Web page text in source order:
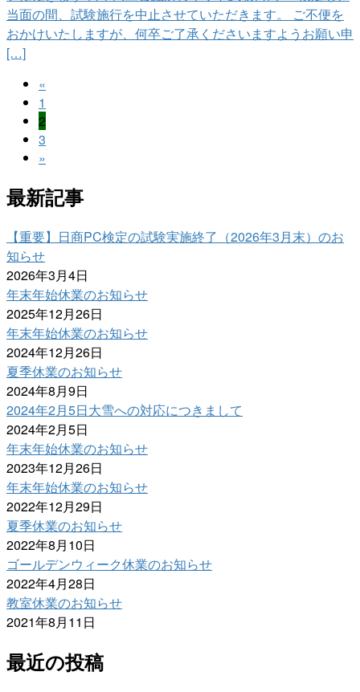
当面の間、試験施行を中止させていただきます。 ご不便を
おかけいたしますが、何卒ご了承くださいますようお願い申
[…]
投
稿
の
ー
ジ
送
り
«
固
定
ペ
ー
1
固
定
ペ
ジ
2
固
定
ー
3
»
最新記事
【重要】日商PC検定の試験実施終了（2026年3月末）のお
知らせ
2026年3月4日
年末年始休業のお知らせ
2025年12月26日
年末年始休業のお知らせ
2024年12月26日
夏季休業のお知らせ
2024年8月9日
2024年2月5日大雪への対応につきまして
2024年2月5日
年末年始休業のお知らせ
2023年12月26日
年末年始休業のお知らせ
2022年12月29日
夏季休業のお知らせ
2022年8月10日
ゴールデンウィーク休業のお知らせ
2022年4月28日
教室休業のお知らせ
2021年8月11日
最近の投稿